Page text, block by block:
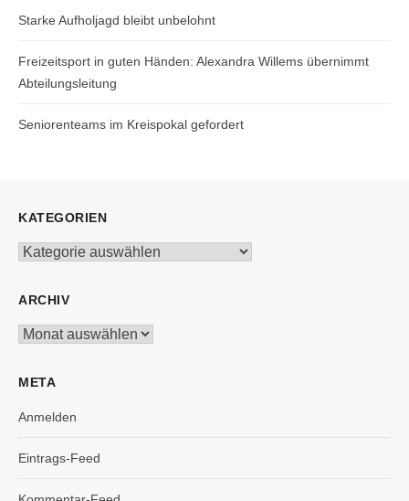
Starke Aufholjagd bleibt unbelohnt
Freizeitsport in guten Händen: Alexandra Willems übernimmt
Abteilungsleitung
Seniorenteams im Kreispokal gefordert
KATEGORIEN
Kategorien
ARCHIV
Archiv
META
Anmelden
Eintrags-Feed